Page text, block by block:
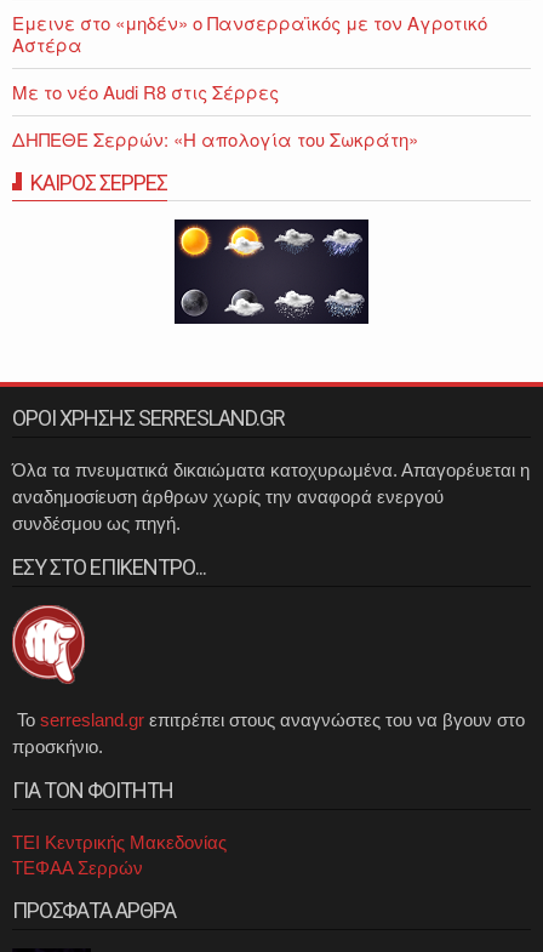
Εμεινε στο «μηδέν» o Πανσερραϊκός με τον Αγροτικό
Αστέρα
Με το νέο Audi R8 στις Σέρρες
ΔΗΠΕΘΕ Σερρών: «Η απολογία του Σωκράτη»
ΚΑΙΡΟΣ ΣΕΡΡΕΣ
ΟΡΟΙ ΧΡΗΣΗΣ SERRESLAND.GR
Όλα τα πνευματικά δικαιώματα κατοχυρωμένα. Απαγορέυεται η
αναδημοσίευση άρθρων χωρίς την αναφορά ενεργού
συνδέσμου ως πηγή.
ΕΣΥ ΣΤΟ ΕΠΙΚΕΝΤΡΟ...
Το serresland.gr επιτρέπει στους αναγνώστες του να βγουν στο
προσκήνιο.
ΓΙΑ ΤΟΝ ΦΟΙΤΗΤΗ
ΤΕΙ Κεντρικής Μακεδονίας
ΤΕΦΑΑ Σερρών
ΠΡΟΣΦΑΤΑ ΑΡΘΡΑ